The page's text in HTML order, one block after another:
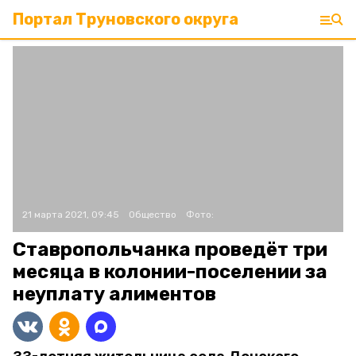
Портал Труновского округа
21 марта 2021, 09:45 Общество Фото:
Ставропольчанка проведёт три
месяца в колонии-поселении за
неуплату алиментов